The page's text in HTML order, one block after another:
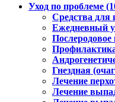
Уход по проблеме
Средства для
Ежедневный
Гнездная
Лечение
Лечение